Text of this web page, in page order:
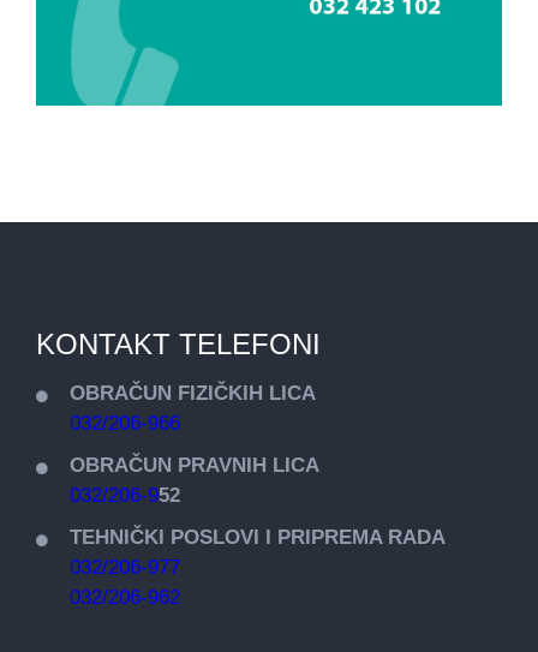
KONTAKT TELEFONI
OBRAČUN FIZIČKIH LICA
032/206-966
OBRAČUN PRAVNIH LICA
032/206-952
TEHNIČKI POSLOVI I PRIPREMA RADA
032/206-977
032/206-962